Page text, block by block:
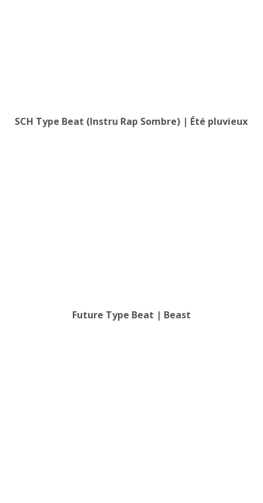
SCH Type Beat (Instru Rap Sombre) | Été pluvieux
Future Type Beat | Beast